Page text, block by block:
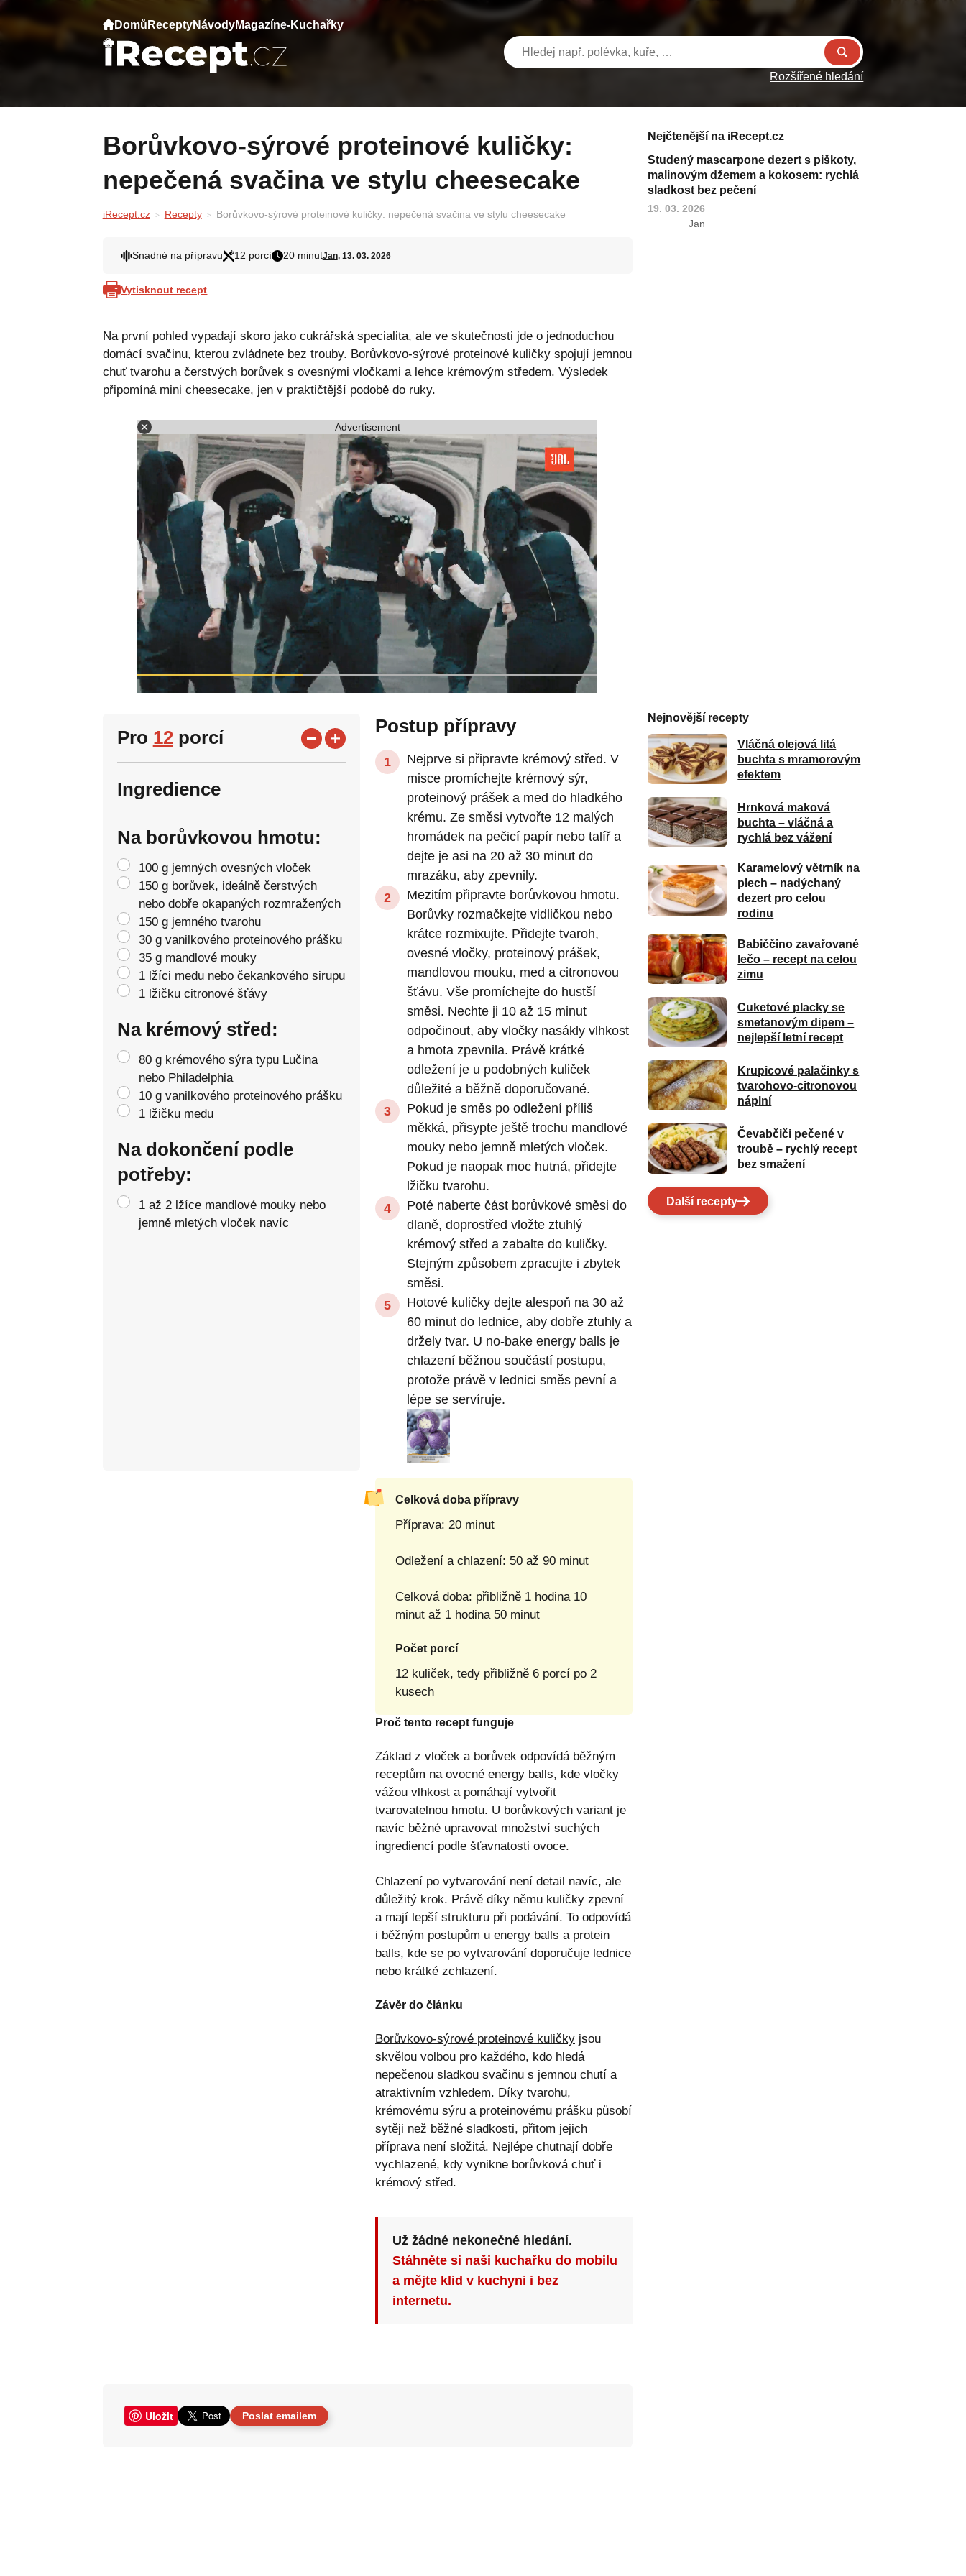
Domů ReceptyNávodyMagazíne-Kuchařky
Rozšířené hledání
Borůvkovo-sýrové proteinové kuličky:
nepečená svačina ve stylu cheesecake
iRecept.cz Recepty Borůvkovo-sýrové proteinové kuličky: nepečená svačina ve stylu cheesecake
Snadné na přípravu 12 porcí 20 minutJan, 13. 03. 2026
Vytisknout recept
Na první pohled vypadají skoro jako cukrářská specialita, ale ve skutečnosti jde o jednoduchou
domácí svačinu, kterou zvládnete bez trouby. Borůvkovo-sýrové proteinové kuličky spojují jemnou
chuť tvarohu a čerstvých borůvek s ovesnými vločkami a lehce krémovým středem. Výsledek
připomíná mini cheesecake, jen v praktičtější podobě do ruky.
Advertisement
Pro 12porcí
Ingredience
Na borůvkovou hmotu:
100 g jemných ovesných vloček
150 g borůvek, ideálně čerstvých
nebo dobře okapaných rozmražených
150 g jemného tvarohu
30 g vanilkového proteinového prášku
35 g mandlové mouky
1 lžíci medu nebo čekankového sirupu
1 lžičku citronové šťávy
Na krémový střed:
80 g krémového sýra typu Lučina
nebo Philadelphia
10 g vanilkového proteinového prášku
1 lžičku medu
Na dokončení podle
potřeby:
1 až 2 lžíce mandlové mouky nebo
jemně mletých vloček navíc
Postup přípravy
Nejprve si připravte krémový střed. V
misce promíchejte krémový sýr,
proteinový prášek a med do hladkého
krému. Ze směsi vytvořte 12 malých
hromádek na pečicí papír nebo talíř a
dejte je asi na 20 až 30 minut do
mrazáku, aby zpevnily.
Mezitím připravte borůvkovou hmotu.
Borůvky rozmačkejte vidličkou nebo
krátce rozmixujte. Přidejte tvaroh,
ovesné vločky, proteinový prášek,
mandlovou mouku, med a citronovou
šťávu. Vše promíchejte do hustší
směsi. Nechte ji 10 až 15 minut
odpočinout, aby vločky nasákly vlhkost
a hmota zpevnila. Právě krátké
odležení je u podobných kuliček
důležité a běžně doporučované.
Pokud je směs po odležení příliš
měkká, přisypte ještě trochu mandlové
mouky nebo jemně mletých vloček.
Pokud je naopak moc hutná, přidejte
lžičku tvarohu.
Poté naberte část borůvkové směsi do
dlaně, doprostřed vložte ztuhlý
krémový střed a zabalte do kuličky.
Stejným způsobem zpracujte i zbytek
směsi.
Hotové kuličky dejte alespoň na 30 až
60 minut do lednice, aby dobře ztuhly a
držely tvar. U no-bake energy balls je
chlazení běžnou součástí postupu,
protože právě v lednici směs pevní a
lépe se servíruje.
Celková doba přípravy
Příprava: 20 minut
Odležení a chlazení: 50 až 90 minut
Celková doba: přibližně 1 hodina 10
minut až 1 hodina 50 minut
Počet porcí
12 kuliček, tedy přibližně 6 porcí po 2
kusech
Proč tento recept funguje
Základ z vloček a borůvek odpovídá běžným
receptům na ovocné energy balls, kde vločky
vážou vlhkost a pomáhají vytvořit
tvarovatelnou hmotu. U borůvkových variant je
navíc běžné upravovat množství suchých
ingrediencí podle šťavnatosti ovoce.
Chlazení po vytvarování není detail navíc, ale
důležitý krok. Právě díky němu kuličky zpevní
a mají lepší strukturu při podávání. To odpovídá
i běžným postupům u energy balls a protein
balls, kde se po vytvarování doporučuje lednice
nebo krátké zchlazení.
Závěr do článku
Borůvkovo-sýrové proteinové kuličkyjsou
skvělou volbou pro každého, kdo hledá
nepečenou sladkou svačinu s jemnou chutí a
atraktivním vzhledem. Díky tvarohu,
krémovému sýru a proteinovému prášku působí
sytěji než běžné sladkosti, přitom jejich
příprava není složitá. Nejlépe chutnají dobře
vychlazené, kdy vynikne borůvková chuť i
krémový střed.
Už žádné nekonečné hledání.
Stáhněte si naši kuchařku do mobilu
a mějte klid v kuchyni i bez
internetu.
Uložit Poslat emailem
Nejčtenější na iRecept.cz
Studený mascarpone dezert s piškoty,
malinovým džemem a kokosem: rychlá
sladkost bez pečení
19. 03. 2026
Jan
Nejnovější recepty
Vláčná olejová litá
buchta s mramorovým
efektem
Hrnková maková
buchta – vláčná a
rychlá bez vážení
Karamelový větrník na
plech – nadýchaný
dezert pro celou
rodinu
Babiččino zavařované
lečo – recept na celou
zimu
Cuketové placky se
smetanovým dipem –
nejlepší letní recept
Krupicové palačinky s
tvarohovo-citronovou
náplní
Čevabčiči pečené v
troubě – rychlý recept
bez smažení
Další recepty